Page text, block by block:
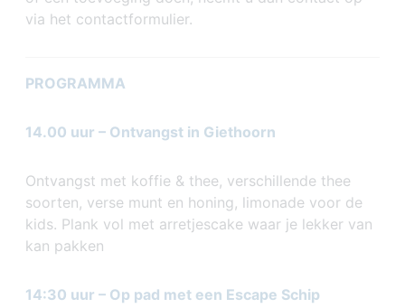
via het contactformulier.
PROGRAMMA
14.00 uur – Ontvangst in Giethoorn
Ontvangst met koffie & thee, verschillende thee
soorten, verse munt en honing, limonade voor de
kids. Plank vol met arretjescake waar je lekker van
kan pakken
14:30 uur – Op pad met een Escape Schip